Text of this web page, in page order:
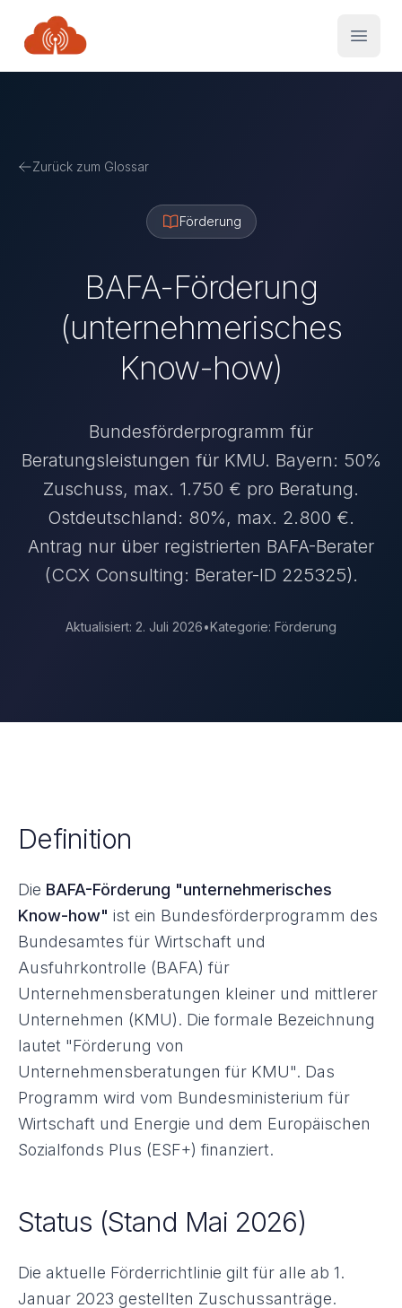
Zurück zum Glossar
Förderung
BAFA-Förderung
(unternehmerisches
Know-how)
Bundesförderprogramm für
Beratungsleistungen für KMU. Bayern: 50%
Zuschuss, max. 1.750 € pro Beratung.
Ostdeutschland: 80%, max. 2.800 €.
Antrag nur über registrierten BAFA-Berater
(CCX Consulting: Berater-ID 225325).
Aktualisiert: 2. Juli 2026•Kategorie: Förderung
Definition
Die BAFA-Förderung "unternehmerisches
Know-how" ist ein Bundesförderprogramm des
Bundesamtes für Wirtschaft und
Ausfuhrkontrolle (BAFA) für
Unternehmensberatungen kleiner und mittlerer
Unternehmen (KMU). Die formale Bezeichnung
lautet "Förderung von
Unternehmensberatungen für KMU". Das
Programm wird vom Bundesministerium für
Wirtschaft und Energie und dem Europäischen
Sozialfonds Plus (ESF+) finanziert.
Status (Stand Mai 2026)
Die aktuelle Förderrichtlinie gilt für alle ab 1.
Januar 2023 gestellten Zuschussanträge.